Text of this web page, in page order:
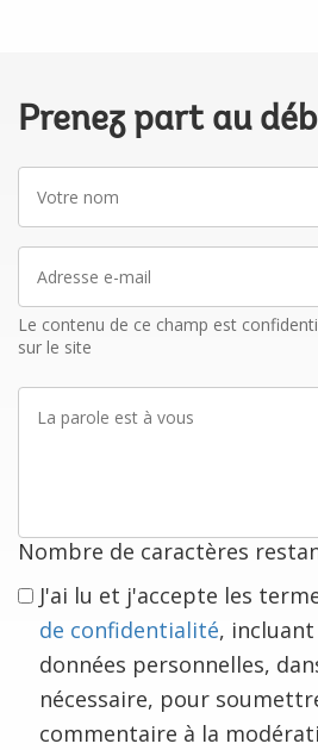
Prenez part au
nom
mail
Le contenu de ce champ est
sur le site
parole
Nombre de caractères
J'ai lu et j'accepte les
de confidentialité,
données personnelles,
nécessaire, pour
commentaire à la